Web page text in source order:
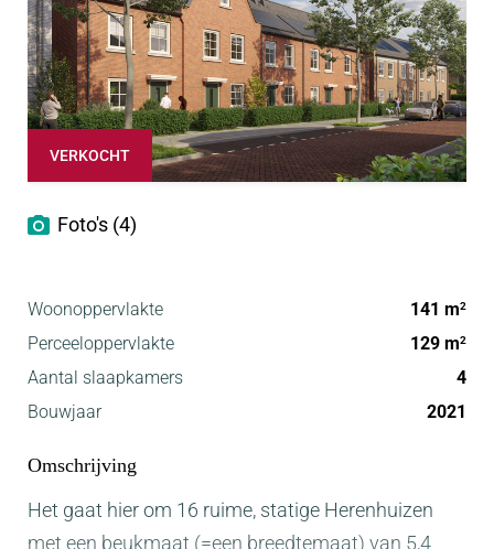
VERKOCHT
Foto's (4)
Woonoppervlakte 141 m2
Perceeloppervlakte 129 m2
Aantal slaapkamers
4
Bouwjaar
2021
Omschrijving
Het gaat hier om 16 ruime, statige Herenhuizen
met een beukmaat (=een breedtemaat) van 5,4